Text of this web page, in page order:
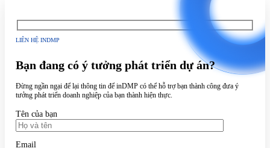
LIÊN HỆ INDMP
Bạn đang có ý tưởng phát triển dự án?
Đừng ngần ngại để lại thông tin để inDMP có thể hỗ trợ bạn thành công đưa ý
tưởng phát triển doanh nghiệp của bạn thành hiện thực.
Tên của bạn
Email